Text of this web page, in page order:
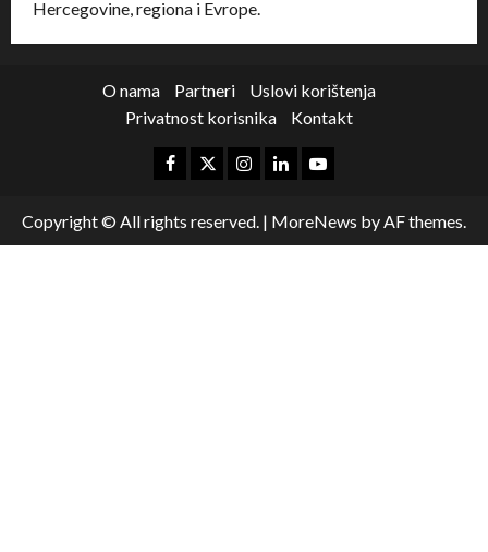
Hercegovine, regiona i Evrope.
O nama Partneri
Uslovi korištenja
Privatnost korisnika
Kontakt
Copyright © All rights reserved. | MoreNews by AF themes.